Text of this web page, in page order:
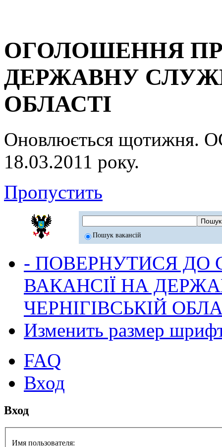
ОГОЛОШЕННЯ
ДЕРЖАВНУ
ОБЛАСТІ
Оновлюється
18.03.2011 року.
Пропустить
Пошук вакансій
- ПОВЕРНУТИСЯ ДО
ВАКАНСІЇ НА
ЧЕРНІГІВСЬКІЙ
Изменить размер
FAQ
Вход
Вход
Имя пользователя: